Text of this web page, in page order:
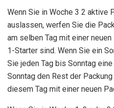
Wenn Sie in Woche 3 2 aktive
auslassen, werfen Sie die
am selben Tag mit einer
1-Starter sind. Wenn Sie ein
Sie jeden Tag bis Sonntag
Sonntag den Rest der
diesem Tag mit einer neuen